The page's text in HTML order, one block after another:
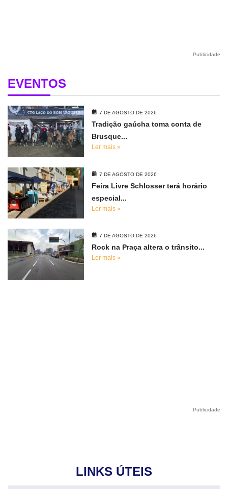
Publicidade
EVENTOS
7 DE AGOSTO DE 2026
Tradição gaúcha toma conta de
Brusque...
Ler mais »
7 DE AGOSTO DE 2026
Feira Livre Schlosser terá horário
especial...
Ler mais »
7 DE AGOSTO DE 2026
Rock na Praça altera o trânsito...
Ler mais »
Publicidade
LINKS ÚTEIS